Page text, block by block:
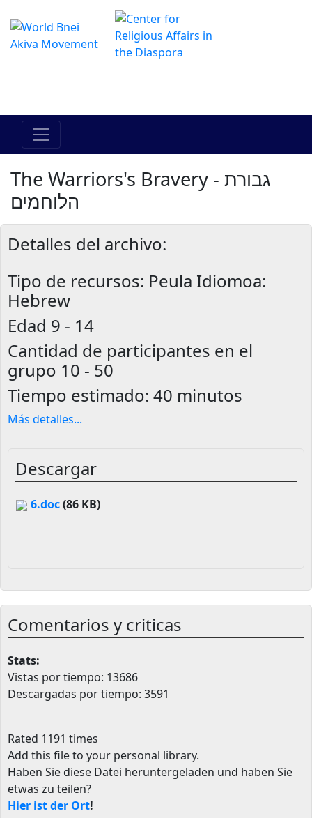
The Warriors's Bravery - גבורת
הלוחמים
Detalles del archivo:
Tipo de recursos: Peula Idiomoa:
Hebrew
Edad 9 - 14
Cantidad de participantes en el
grupo 10 - 50
Tiempo estimado: 40 minutos
Más detalles...
Descargar
6.doc(86 KB)
Comentarios y criticas
Stats:
Vistas por tiempo: 13686
Descargadas por tiempo: 3591
Rated 1191 times
Add this file to your personal library.
Haben Sie diese Datei heruntergeladen und haben Sie
etwas zu teilen?
Hier ist der Ort!